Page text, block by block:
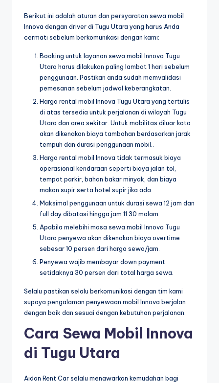
Berikut ini adalah aturan dan persyaratan sewa mobil
Innova dengan driver di Tugu Utara yang harus Anda
cermati sebelum berkomunikasi dengan kami:
Booking untuk layanan sewa mobil Innova Tugu
Utara harus dilakukan paling lambat 1 hari sebelum
penggunaan. Pastikan anda sudah memvalidasi
pemesanan sebelum jadwal keberangkatan.
Harga rental mobil Innova Tugu Utara yang tertulis
di atas tersedia untuk perjalanan di wilayah Tugu
Utara dan area sekitar. Untuk mobilitas diluar kota
akan dikenakan biaya tambahan berdasarkan jarak
tempuh dan durasi penggunaan mobil..
Harga rental mobil Innova tidak termasuk biaya
operasional kendaraan seperti biaya jalan tol,
tempat parkir, bahan bakar minyak, dan biaya
makan supir serta hotel supir jika ada.
Maksimal penggunaan untuk durasi sewa 12 jam dan
full day dibatasi hingga jam 11:30 malam.
Apabila melebihi masa sewa mobil Innova Tugu
Utara penyewa akan dikenakan biaya overtime
sebesar 10 persen dari harga sewa/jam.
Penyewa wajib membayar down payment
setidaknya 30 persen dari total harga sewa.
Selalu pastikan selalu berkomunikasi dengan tim kami
supaya pengalaman penyewaan mobil Innova berjalan
dengan baik dan sesuai dengan kebutuhan perjalanan.
Cara Sewa Mobil Innova
di Tugu Utara
Aidan Rent Car selalu menawarkan kemudahan bagi